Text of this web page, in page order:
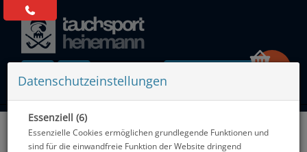
Alle Artikel zeigen aus: Geräteflossen
Datenschutzeinstellungen
Essenziell (6)
Essenzielle Cookies ermöglichen grundlegende Funktionen und
sind für die einwandfreie Funktion der Website dringend